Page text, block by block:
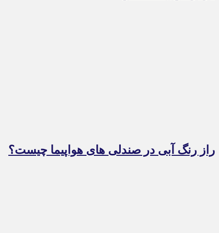
راز رنگ آبی در صندلی های هواپیما چیست؟